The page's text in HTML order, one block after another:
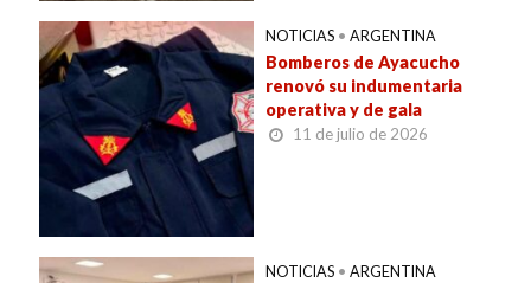
NOTICIAS • ARGENTINA
Bomberos de Ayacucho
renovó su indumentaria
operativa y de gala
11 de julio de 2026
NOTICIAS • ARGENTINA